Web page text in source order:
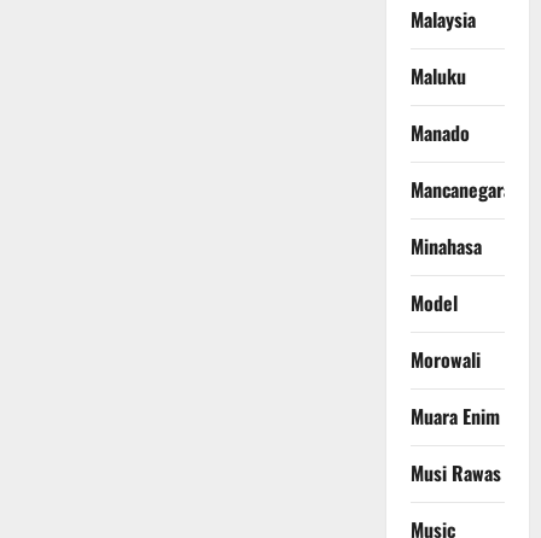
Malaysia
Maluku
Manado
Mancanegara
Minahasa
Model
Morowali
Muara Enim
Musi Rawas
Music